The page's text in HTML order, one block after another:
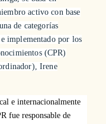
activo con base
de categorías
implementado por los
(CPR)
Irene
e internacionalmente
fue responsable de